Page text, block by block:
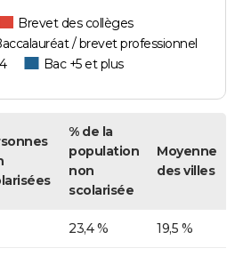
Brevet des collèges
/ brevet professionnel
Bac +5 et plus
% de la
population
non
scolarisée
Moyenne
des villes
23,4 % 19,5 %